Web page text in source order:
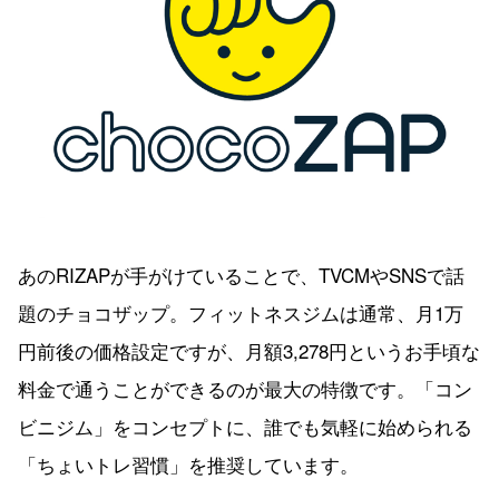
あのRIZAPが手がけていることで、TVCMやSNSで話
題のチョコザップ。フィットネスジムは通常、月1万
円前後の価格設定ですが、月額3,278円というお手頃な
料金で通うことができるのが最大の特徴です。「コン
ビニジム」をコンセプトに、誰でも気軽に始められる
「ちょいトレ習慣」を推奨しています。